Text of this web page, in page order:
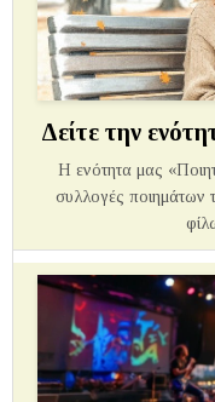
Δείτε την
Η ενότητα μας
συλλογές ποιημάτων